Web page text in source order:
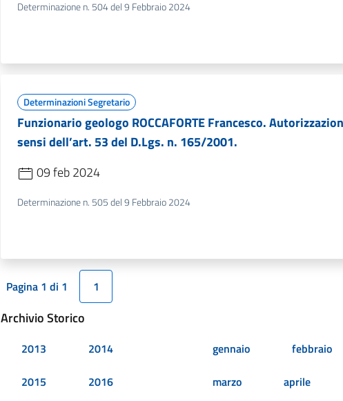
Determinazione n. 504 del 9 Febbraio 2024
Determinazioni Segretario
Funzionario geologo ROCCAFORTE Francesco.
sensi dell’art. 53 del D.Lgs. n. 165/2001.
09 feb 2024
Determinazione n. 505 del 9 Febbraio 2024
Pagina 1 di 1 1
Archivio Storico
2013
2014
2015
2016
gennaio
febbraio
marzo
aprile